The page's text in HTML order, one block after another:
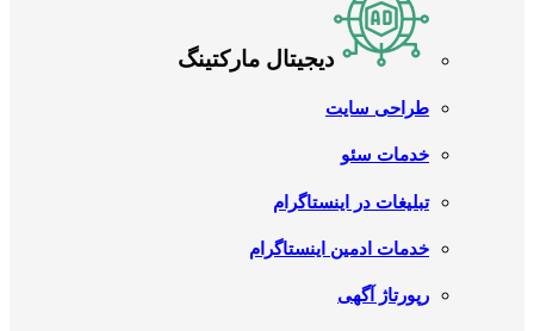
دیجیتال مارکتینگ
طراحی سایت
خدمات سئو
تبلیغات در اینستاگرام
خدمات ادمین اینستاگرام
رپورتاژ آگهی